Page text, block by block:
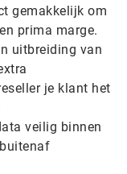
gemakkelijk om
prima marge.
uitbreiding van
je klant het
veilig binnen